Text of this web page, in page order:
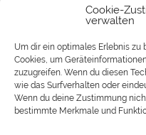
Cookie-
verwalten
Um dir ein optimales Erlebnis
Cookies, um
zuzugreifen. Wenn du diesen
wie das Surfverhalten oder
Wenn du deine Zustimmung
bestimmte Merkmale und
Panorama
Politik
Retrocomputer
Uncategorized
Video